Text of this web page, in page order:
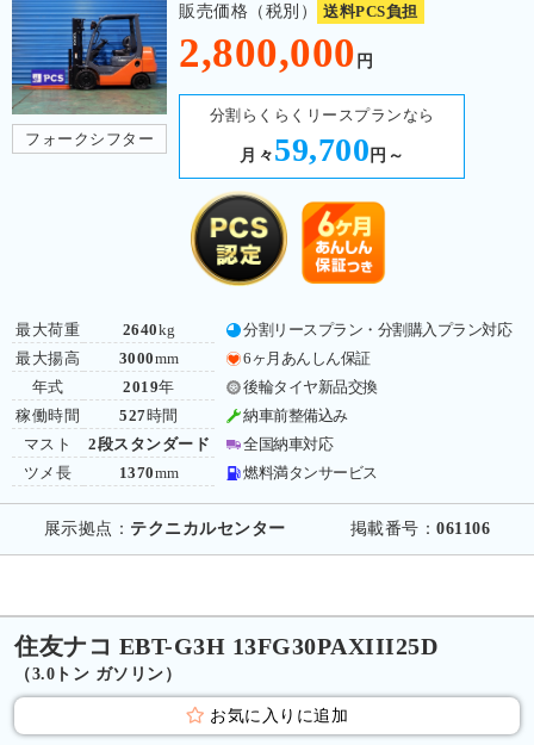
フォークシフター
販売価格（税別） 送料PCS負担
2,800,000 円
分割らくらくリースプランなら
月々 59,700 円～
最大荷重
最大揚高
年式
稼働時間
マスト
ツメ長
2640kg
3000mm
2019年
527時間
2段スタンダード
1370mm
分割リースプラン・分割購入プラン対応
6ヶ月あんしん保証
後輪タイヤ新品交換
納車前整備込み
全国納車対応
燃料満タンサービス
展示拠点： テクニカルセンター 掲載番号：061106
住友ナコ EBT-G3H 13FG30PAXIII25D
（3.0トン ガソリン）
お気に入りに追加